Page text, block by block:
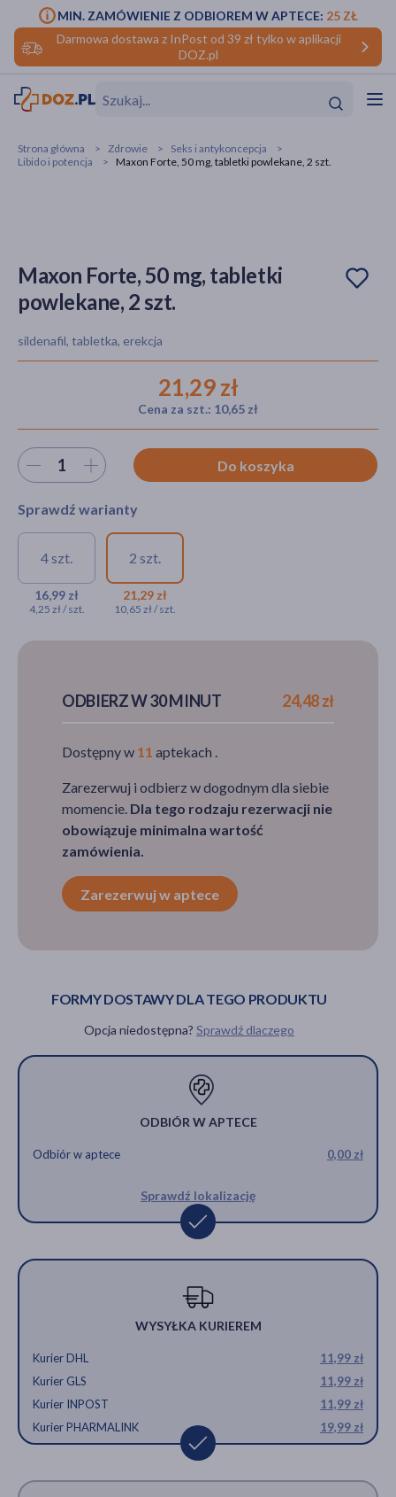
Darmowa dostawa z InPost od 39 zł tylko w aplikacji
DOZ.pl
MIN. ZAMÓWIENIE Z ODBIOREM W APTECE: 25 ZŁ
Hit
Hit
Strona główna Zdrowie
Seks i antykoncepcja
Libido i potencja
Maxon Forte, 50 mg, tabletki powlekane, 2 szt.
Maxon Forte, 50 mg, tabletki
powlekane, 2 szt.
sildenafil, tabletka, erekcja
21,29 zł
Cena za szt.: 10,65 zł
Wybierz ilość Do koszyka
Sprawdź warianty
4 szt.
16,99 zł
4,25 zł / szt.
Maxon Forte, 50 mg, tabletki
powlekane, 4 szt.
2 szt.
21,29 zł
10,65 zł / szt.
21,29 zł
ODBIERZ W 30 MINUT 24,48 zł
Dostępny w 11 aptekach .
Zarezerwuj i odbierz w dogodnym dla siebie
momencie. Dla tego rodzaju rezerwacji nie
obowiązuje minimalna wartość
zamówienia.
Zarezerwuj w aptece
FORMY DOSTAWY DLA TEGO PRODUKTU
Opcja niedostępna? Sprawdź dlaczego
ODBIÓR W APTECE
Odbiór w aptece 0,00 zł
Sprawdź lokalizację
WYSYŁKA KURIEREM
Kurier DHL
11,99 zł
Kurier GLS
11,99 zł
Kurier INPOST
11,99 zł
Kurier PHARMALINK
19,99 zł